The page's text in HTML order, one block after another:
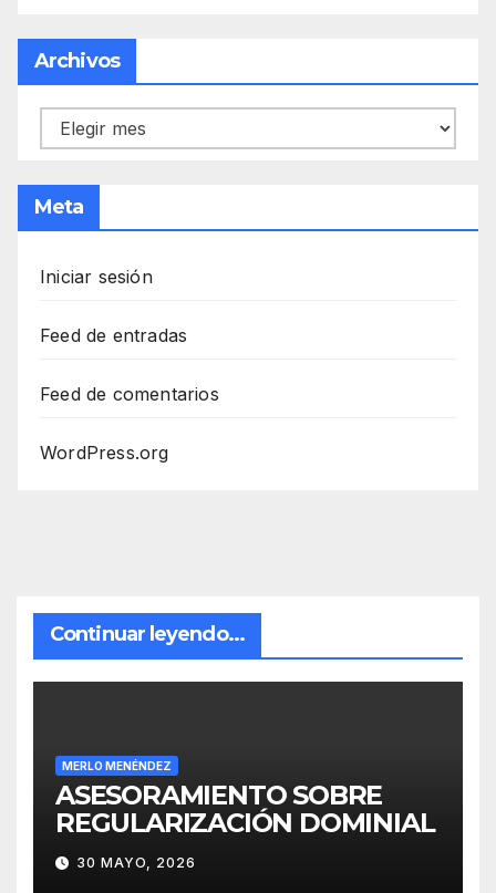
Archivos
Archivos
Meta
Iniciar sesión
Feed de entradas
Feed de comentarios
WordPress.org
Continuar leyendo...
MERLO MENÉNDEZ
ASESORAMIENTO SOBRE
REGULARIZACIÓN DOMINIAL
30 MAYO, 2026